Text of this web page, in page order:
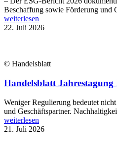
Beschaffung sowie Förderung und
weiterlesen
22. Juli 2026
© Handelsblatt
Handelsblatt Jahrestagung
Weniger Regulierung bedeutet
und Geschäftspartner.
weiterlesen
21. Juli 2026